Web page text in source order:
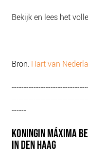
Bekijk en lees het
Bron: Hart van
------
KONINGIN MÁXIMA
IN DEN HAAG